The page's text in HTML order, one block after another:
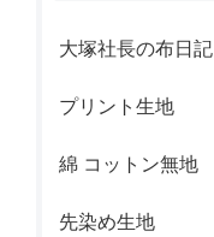
大塚社長の布日記
プリント生地
綿 コットン無地
先染め生地